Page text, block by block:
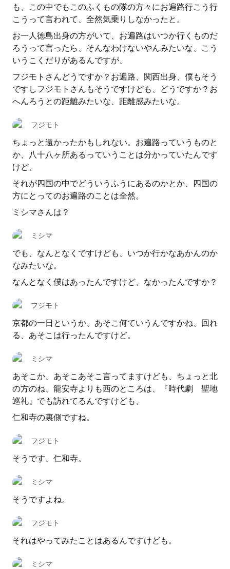
も、この中でもこのふくもの隊の方々にお遍路行こう行
こうって言われて、全然気乗りしなかったと。
お一人徳島出身の方がいて、お遍路はいつか行くものだ
ろうって言ったら、そんなわけないやんみたいな、こう
いうこくだりがあるんですが、
フジモトさんどうですか？お遍路、関西出身、僕もそう
ですしフジモトさんもそうですけども、どうですか？お
へんろうとの距離みたいな、距離感みたいな。
フジモト
ちょっと遠かったかもしれない。お遍路っていうものと
か、八十八ヶ所あるっていうことは分かっていたんです
けど、
それが四国の中でどういうふうにあるのかとか、四国の
方にとってのお遍路のことは全然。
ミシマさんは？
ミシマ
でも、なんとなくですけども、いつか行かなあかんのか
なみたいな。
なんとなく僕はあったんですけど、なかったんですか？
フジモト
京都の一日というか、あそこ何ていうんですかね、回れ
る、あそこは行ったんですけど。
ミシマ
あそこか、あそこあそこ言ってますけども、ちょっと北
の方のね、龍安寺よりも西のところは、『時代劇 聖地
巡礼』でも訪れてるんですけども、
仁和寺の裏側ですね。
フジモト
そうです、仁和寺。
ミシマ
そうですよね。
フジモト
それはやってみたことはあるんですけども。
ミシマ